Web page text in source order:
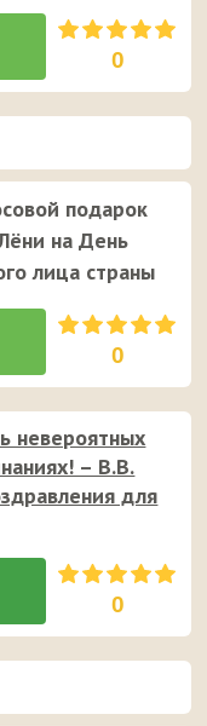
0
подарок
на День
лица страны
0
невероятных
– В.В.
для
0